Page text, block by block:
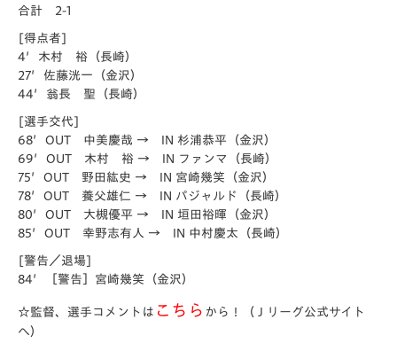
合計 2-1
[得点者]
4′木村 裕（長崎）
27′佐藤洸一（金沢）
44′翁長 聖（長崎）
[選手交代]
68′OUT 中美慶哉 → IN 杉浦恭平（金沢）
69′OUT 木村 裕 → IN ファンマ（長崎）
75′OUT 野田紘史 → IN 宮崎幾笑（金沢）
78′OUT 養父雄仁 → IN パジャルド（長崎）
80′OUT 大槻優平 → IN 垣田裕暉（金沢）
85′OUT 幸野志有人 → IN 中村慶太（長崎）
[警告／退場]
84′［警告］宮崎幾笑（金沢）
☆監督、選手コメントは こちら から！
（Ｊリーグ公式サイト
へ）